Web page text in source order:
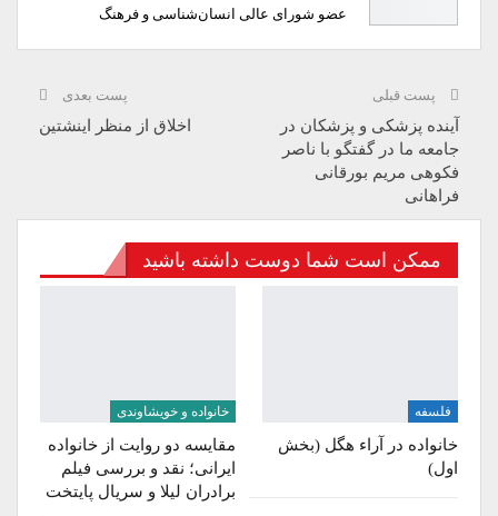
عضو شورای عالی انسان‌شناسی و فرهنگ
پست قبلی
آینده پزشکی و پزشکان در
جامعه ما در گفتگو با ناصر
فکوهی مریم بورقانی
فراهانی
پست بعدی
اخلاق از منظر اینشتین
ممکن است شما دوست داشته باشید
فلسفه
خانواده در آراء هگل (بخش
اول)
خانواده و خویشاوندی
مقایسه دو روایت از خانواده
ایرانی؛ نقد و بررسی فیلم
برادران لیلا و سریال پایتخت